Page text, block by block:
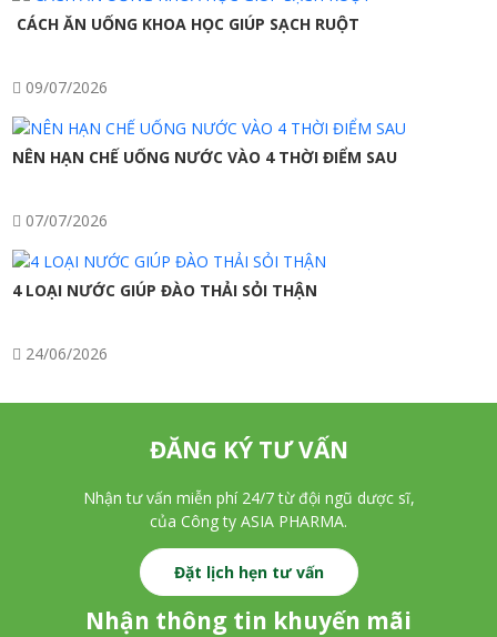
CÁCH ĂN UỐNG KHOA HỌC GIÚP SẠCH RUỘT
09/07/2026
NÊN HẠN CHẾ UỐNG NƯỚC VÀO 4 THỜI ĐIỂM SAU
07/07/2026
4 LOẠI NƯỚC GIÚP ĐÀO THẢI SỎI THẬN
24/06/2026
ĐĂNG KÝ TƯ VẤN
Nhận tư vấn miễn phí 24/7 từ đội ngũ dược sĩ,
của Công ty ASIA PHARMA.
Đặt lịch hẹn tư vấn
Nhận thông tin khuyến mãi